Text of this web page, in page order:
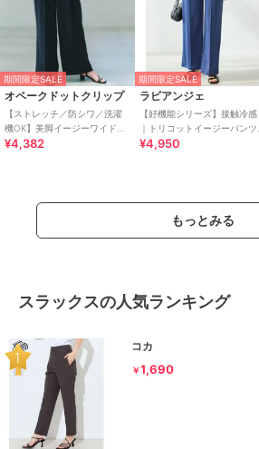
期間限定SALE
オペークドットクリップ
【ストレッチ／防シワ／洗濯
機OK】美脚イージーワイドパ
ンツ《SS～LL／7col／セット
¥4,382
期間限定SALE
ラビアンジェ
【好機能シリーズ】接触冷感
｜トリコットイージーパンツ
｜楽なのに美脚/ストレッチ/セ
¥4,950
もっとみる
スラックスの人気ランキング
コカ
￥1,690